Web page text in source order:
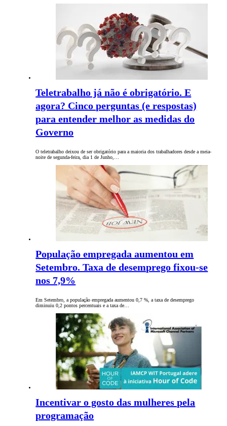
Teletrabalho já não é obrigatório. E
agora? Cinco perguntas (e respostas)
para entender melhor as medidas do
Governo
O teletrabalho deixou de ser obrigatório para a maioria dos trabalhadores desde a meia-
noite de segunda-feira, dia 1 de Junho,…
População empregada aumentou em
Setembro. Taxa de desemprego fixou-se
nos 7,9%
Em Setembro, a população empregada aumentou 0,7 %, a taxa de desemprego
diminuiu 0,2 pontos percentuais e a taxa de…
Incentivar o gosto das mulheres pela
programação